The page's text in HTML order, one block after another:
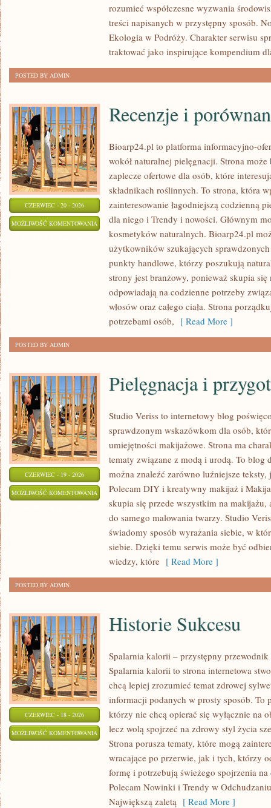
rozumieć współczesne wyzwania
treści napisanych w przystępny sposób.
Ekologia w Podróży. Charakter serwisu
traktować jako inspirujące kompendium
POSTED BY ADMIN
CZERWIEC - 20 - 2026
MOŻLIWOŚĆ KOMENTOWANIA RECENZJE
PORÓWNANIA
Recenzje i
Bioarp24.pl to platforma informacyjno-
wokół naturalnej pielęgnacji. Strona
zaplecze ofertowe dla osób, które
składnikach roślinnych. To strona, która
zainteresowanie łagodniejszą codzienną
dla niego i Trendy i nowości. Głównym
kosmetyków naturalnych. Bioarp24.pl
użytkowników szukających
punkty handlowe, którzy poszukują
strony jest branżowy, ponieważ skupia
odpowiadają na codzienne potrzeby
włosów oraz całego ciała. Strona
potrzebami osób, [ Read More ]
POSTED BY ADMIN
CZERWIEC - 19 - 2026
MOŻLIWOŚĆ KOMENTOWANIA PIELĘGNACJA
PRZYGOTOWANIE
SKÓRY
Pielęgnacja i
Studio Veriss to internetowy blog
sprawdzonym wskazówkom dla osób,
umiejętności makijażowe. Strona ma
tematy związane z modą i urodą. To blog
można znaleźć zarówno luźniejsze
Polecam DIY i kreatywny makijaż i
skupia się przede wszystkim na makijażu,
do samego malowania twarzy. Studio
świadomy sposób wyrażania siebie, w
siebie. Dzięki temu serwis może być
wiedzy, które [ Read More ]
POSTED BY ADMIN
CZERWIEC - 18 - 2026
MOŻLIWOŚĆ KOMENTOWANIA HISTORIE
SUKCESU
Historie Sukcesu
Spalarnia kalorii – przystępny przewodnik
Spalarnia kalorii to strona internetowa
chcą lepiej zrozumieć temat zdrowej
informacji podanych w prosty sposób. To
którzy nie chcą opierać się wyłącznie na
lecz wolą spojrzeć na zdrowy styl życia
Strona porusza tematy, które mogą
wracające po przerwie, jak i tych, którzy
formę i potrzebują świeżego spojrzenia
Polecam Nowinki i Trendy w
Największą zaletą [ Read More ]